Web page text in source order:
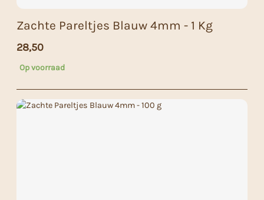
Zachte Pareltjes Blauw 4mm - 1 Kg
28,50
Op voorraad